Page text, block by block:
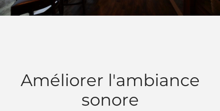
Améliorer l'ambiance
sonore